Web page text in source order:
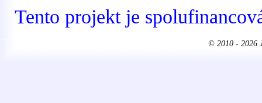
Tento projekt je
© 2010 - 2026